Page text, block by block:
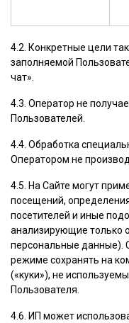
4.2. Конкретные цели
заполняемой
чат».
4.3. Оператор не
Пользователей.
4.4. Обработка
Оператором не
4.5. На Сайте могут
посещений,
посетителей и иные
анализирующие только
персональные данные).
режиме сохранять на
(«куки»), не
Пользователя.
4.6. ИП может